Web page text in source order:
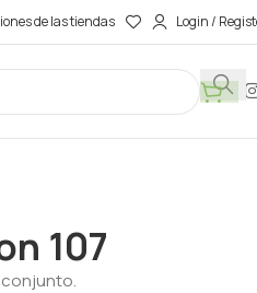
de las tiendas Login /
107